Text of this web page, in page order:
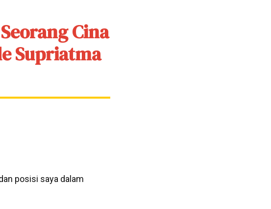
Cina
Supriatma
posisi saya dalam